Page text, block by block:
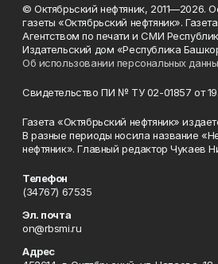
© Октябрьский нефтяник, 2011—2026.
газеты «Октябрьский нефтяник».
Агентством по печати и СМИ
Издательский дом «Республика
Об использовании персональных
Свидетельство ПИ № ТУ 02-01857 от
Газета «Октябрьский нефтяник»
В разные периоды носила название
нефтяник». Главный редактор Чукаев
Телефон
(34767) 67535
Эл. почта
on@rbsmi.ru
Адрес